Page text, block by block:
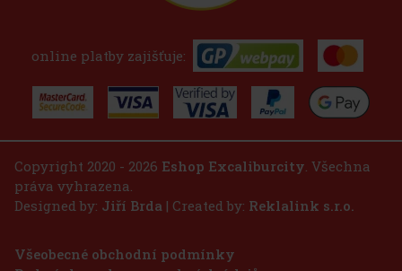
online platby zajišťuje:
Copyright 2020 - 2026 Eshop Excaliburcity . Všechna
práva vyhrazena.
Designed by: Jiří Brda | Created by: Reklalink s.r.o.
Všeobecné obchodní podmínky